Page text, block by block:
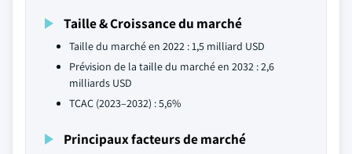
Taille & Croissance du marché
Taille du marché en 2022 : 1,5 milliard USD
Prévision de la taille du marché en 2032 : 2,6
milliards USD
TCAC (2023–2032) : 5,6%
Principaux facteurs de marché